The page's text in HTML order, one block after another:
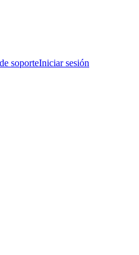
soporteIniciar sesión